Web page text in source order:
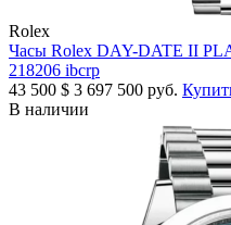
Rolex
Часы Rolex DAY-DATE II
218206 ibcrp
43 500 $ 3 697 500 руб.
В наличии